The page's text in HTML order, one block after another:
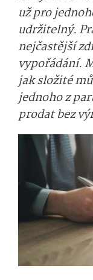
už pro
udržitelný.
nejčastější
vypořádání.
jak složité
jednoho z
prodat bez